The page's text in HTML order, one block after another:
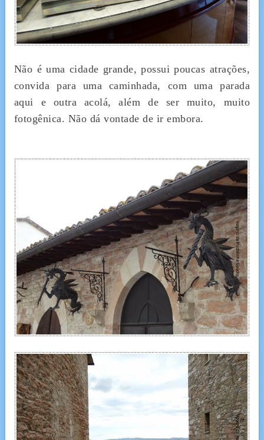
Não é uma cidade grande, possui poucas atrações,
convida para uma caminhada, com uma parada
aqui e outra acolá, além de ser muito, muito
fotogênica. Não dá vontade de ir embora.